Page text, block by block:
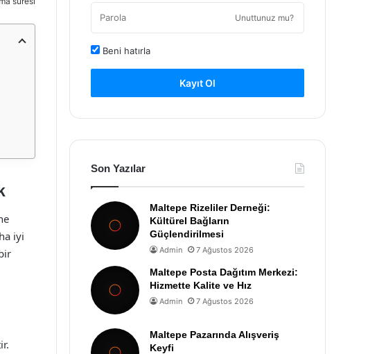
iyi
Unuttunuz mu?
Beni hatırla
Kayıt Ol
Son Yazılar
Maltepe Rizeliler Derneği:
Kültürel Bağların
Güçlendirilmesi
Admin 7 Ağustos 2026
Maltepe Posta Dağıtım Merkezi:
Hizmette Kalite ve Hız
Admin 7 Ağustos 2026
Maltepe Pazarında Alışveriş
Keyfi